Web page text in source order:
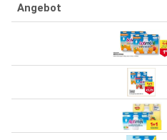
Angebot